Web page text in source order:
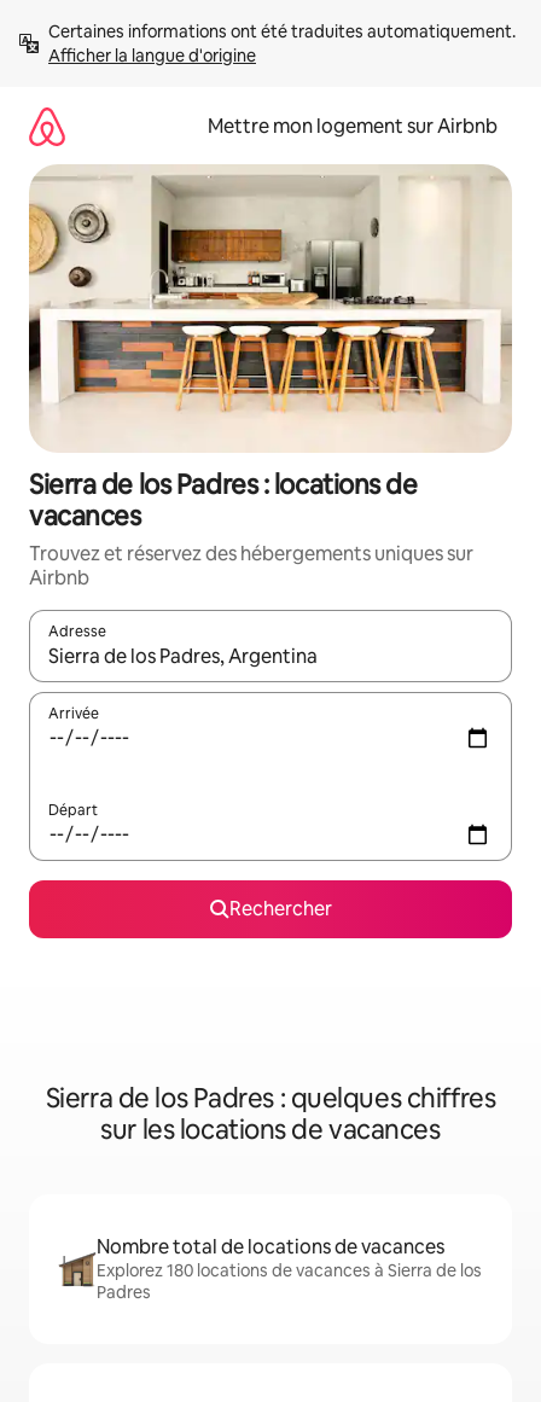
directement
Afficher la langue d'origine
Mettre mon logement sur Airbnb
Sierra de los Padres : locations de
vacances
Trouvez et réservez des hébergements uniques sur
Airbnb
Adresse
Lorsque les résultats s'affichent, utilisez les flèches vers le
Arrivée
Départ
Rechercher
Sierra de los Padres : quelques chiffres
sur les locations de vacances
Nombre total de locations de vacances
Explorez 180 locations de vacances à Sierra de los
Padres